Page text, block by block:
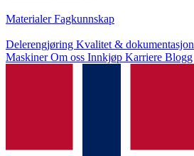
MaterialerFagkunnskap
Delerengjøring Kvalitet & dokumentasjon
MaskinerOm oss Innkjøp Karriere Blogg